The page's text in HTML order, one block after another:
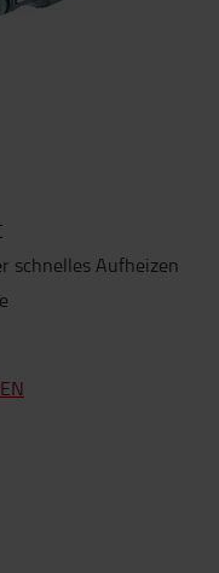
schnelles Aufheizen